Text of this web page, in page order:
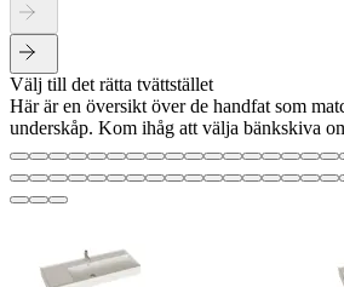
Välj till det rätta tvättstället
Här är en översikt över de handfat som
underskåp. Kom ihåg att välja bänkskiva